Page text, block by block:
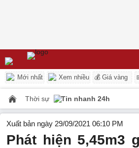
Mới nhất Xem nhiều 💰 Giá vàng
Thời sự Tin nhanh 24h
Xuất bản ngày 29/09/2021 06:10 PM
Phát hiện 5,45m3